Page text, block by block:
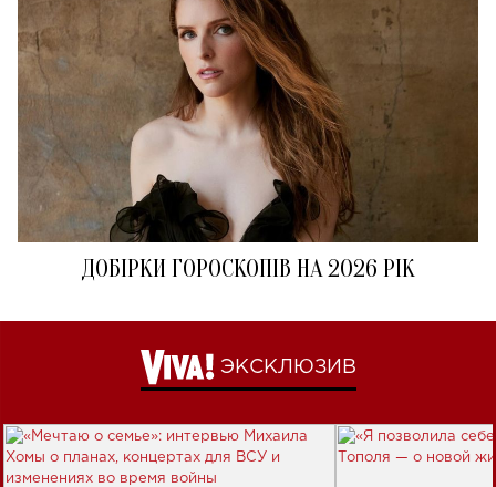
ДОБІРКИ ГОРОСКОПІВ НА 2026 РІК
ЭКСКЛЮЗИВ